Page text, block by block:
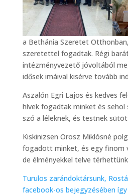
a Bethánia Szeretet
szeretettel fogadtak. Régi
intézményvezető jóvoltából
idősek imáival kisérve tovább
Aszalón Egri Lajos és kedves
hívek fogadtak minket és
szó a léleknek, és testnek
Kiskinizsen Orosz Miklósné
fogadott minket, és egy finom
de élményekkel telve
Turulos zarándoktársunk,
facebook-os bejegyzésében